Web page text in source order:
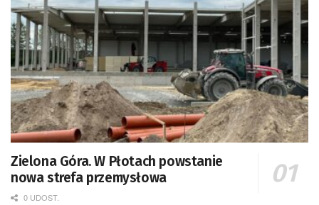
Zielona Góra. W Płotach powstanie
nowa strefa przemysłowa
0 UDOST.